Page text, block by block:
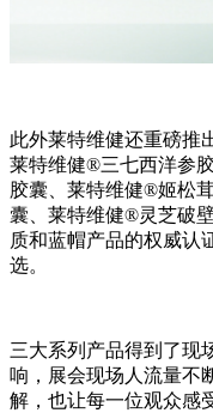
此外莱特维健还重磅推
莱特维健®三七西洋参
胶囊、莱特维健®姬松
囊、莱特维健®灵芝破
质和蓝帽产品的权威认
选。
三大系列产品得到了现
响，展会现场人流量不
解，也让每一位观众感